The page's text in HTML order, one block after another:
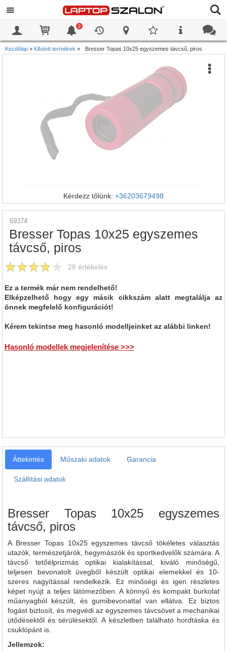
2
Kezdőlap » Kifutott termékek » Bresser Topas 10x25 egyszemes távcső, piros
Kérdezz tőlünk: +36203679498
69374
Bresser Topas 10x25 egyszemes
távcső, piros
28 értékelés
Ez a termék már nem rendelhető!
Elképzelhető hogy egy másik cikkszám alatt megtalálja az
önnek megfelelő konfigurációt!
Kérem tekintse meg hasonló modelljeinket az alábbi linken!
Hasonló modellek megjelenítése >>>
Áttekintés Műszaki adatok Garancia
Szállítási adatok
Bresser Topas 10x25 egyszemes
távcső, piros
A Bresser Topas 10x25 egyszemes távcső tökéletes választás
utazók, természetjárók, hegymászók és sportkedvelők számára. A
távcső tetőélprizmás optikai kialakítással, kiváló minőségű,
teljesen bevonatolt üvegből készült optikai elemekkel és 10-
szeres nagyítással rendelkezik. Ez minőségi és igen részletes
képet nyújt a teljes látómezőben. A könnyű és kompakt burkolat
műanyagból készült, és gumibevonattal van ellátva. Ez biztos
fogást biztosít, és megvédi az egyszemes távcsövet a mechanikai
ütődésektől és sérülésektől. A készletben található hordtáska és
csuklópánt is.
Jellemzok:
0
0